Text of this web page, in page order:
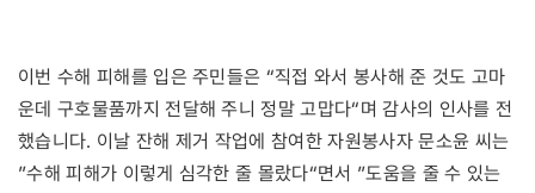
이번 수해 피해를 입은 주민들은 “직접 와서 봉사해 준 것도 고마
운데 구호물품까지 전달해 주니 정말 고맙다“며 감사의 인사를 전
했습니다. 이날 잔해 제거 작업에 참여한 자원봉사자 문소윤 씨는
”수해 피해가 이렇게 심각한 줄 몰랐다“면서 ”도움을 줄 수 있는